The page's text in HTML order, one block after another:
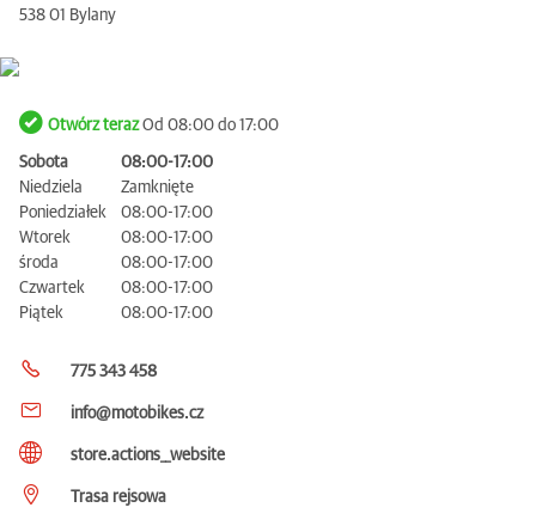
538 01 Bylany
Otwórz terazOd 08:00 do 17:00
Sobota
08:00-17:00
Niedziela
Zamknięte
Poniedziałek
08:00-17:00
Wtorek
08:00-17:00
środa
08:00-17:00
Czwartek
08:00-17:00
Piątek
08:00-17:00
775 343 458
info@motobikes.cz
store.actions__website
Trasa rejsowa